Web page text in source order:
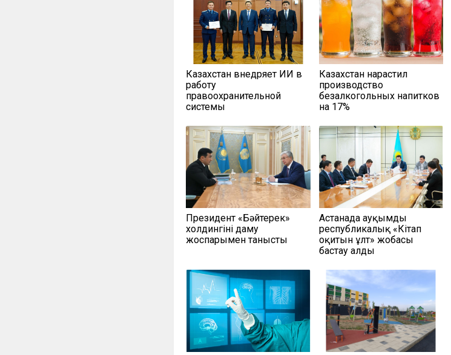
Казахстан внедряет ИИ в
работу
правоохранительной
системы
Казахстан нарастил
производство
безалкогольных напитков
на 17%
Президент «Бәйтерек»
холдингінің даму
жоспарымен танысты
Астанада ауқымды
республикалық «Кітап
оқитын ұлт» жобасы
бастау алды